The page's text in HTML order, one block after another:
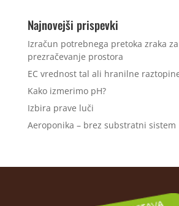
Najnovejši prispevki
Izračun potrebnega pretoka zraka
prezračevanje prostora
EC vrednost tal ali hranilne
Kako izmerimo pH?
Izbira prave luči
Aeroponika – brez substratni sistem